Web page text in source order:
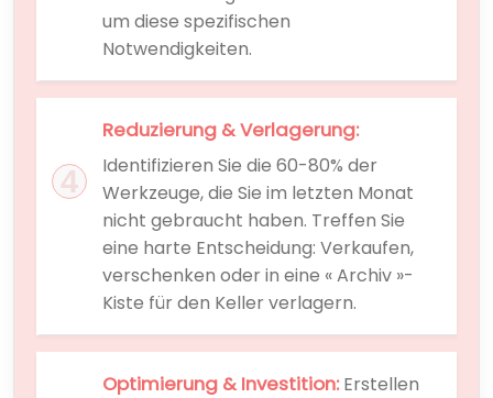
um diese spezifischen
Notwendigkeiten.
Reduzierung & Verlagerung:
Identifizieren Sie die 60-80% der
Werkzeuge, die Sie im letzten Monat
nicht gebraucht haben. Treffen Sie
eine harte Entscheidung: Verkaufen,
verschenken oder in eine « Archiv »-
Kiste für den Keller verlagern.
Optimierung & Investition:Erstellen